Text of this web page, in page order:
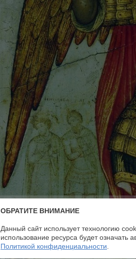
ОБРАТИТЕ ВНИМАНИЕ
Данный сайт использует технологию
использование ресурса будет означать
Политикой конфиденциальности